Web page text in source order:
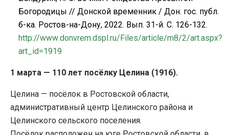
Богородицы // Донской временник / Дон. гос. публ.
б-ка. Ростов-на-Дону, 2022. Вып. 31-й. C. 126-132.
http://www.donvrem.dspl .ru/ Files/article/m8/2/art.aspx?
art id=1919
1 марта — 110 лет посёлку Целина (1916).
Целина — посёлок в Ростовской области,
административный центр Целинского района и
Целинского сельского поселения.